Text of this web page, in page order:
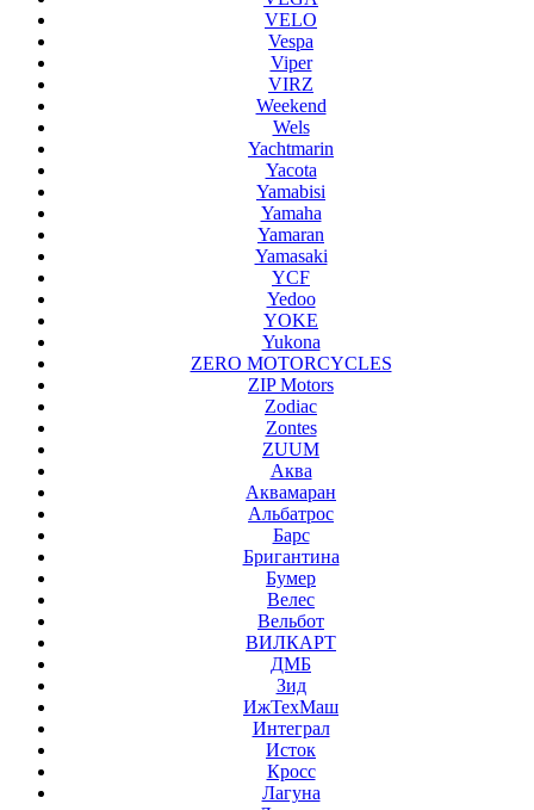
VELO
Vespa
Viper
VIRZ
Weekend
Wels
Yachtmarin
Yacota
Yamabisi
Yamaha
Yamaran
Yamasaki
YCF
Yedoo
YOKE
Yukona
ZERO MOTORCYCLES
ZIP Motors
Zodiac
Zontes
ZUUM
Аква
Аквамаран
Альбатрос
Барс
Бригантина
Бумер
Велес
Вельбот
ВИЛКАРТ
ДМБ
Зид
ИжТехМаш
Интеграл
Исток
Кросс
Лагуна